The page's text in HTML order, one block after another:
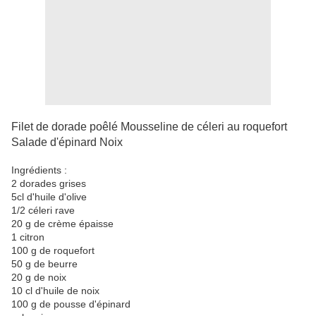
Filet de dorade poêlé Mousseline de céleri au roquefort
Salade d'épinard Noix
Ingrédients :
2 dorades grises
5cl d'huile d'olive
1/2 céleri rave
20 g de crème épaisse
1 citron
100 g de roquefort
50 g de beurre
20 g de noix
10 cl d'huile de noix
100 g de pousse d'épinard